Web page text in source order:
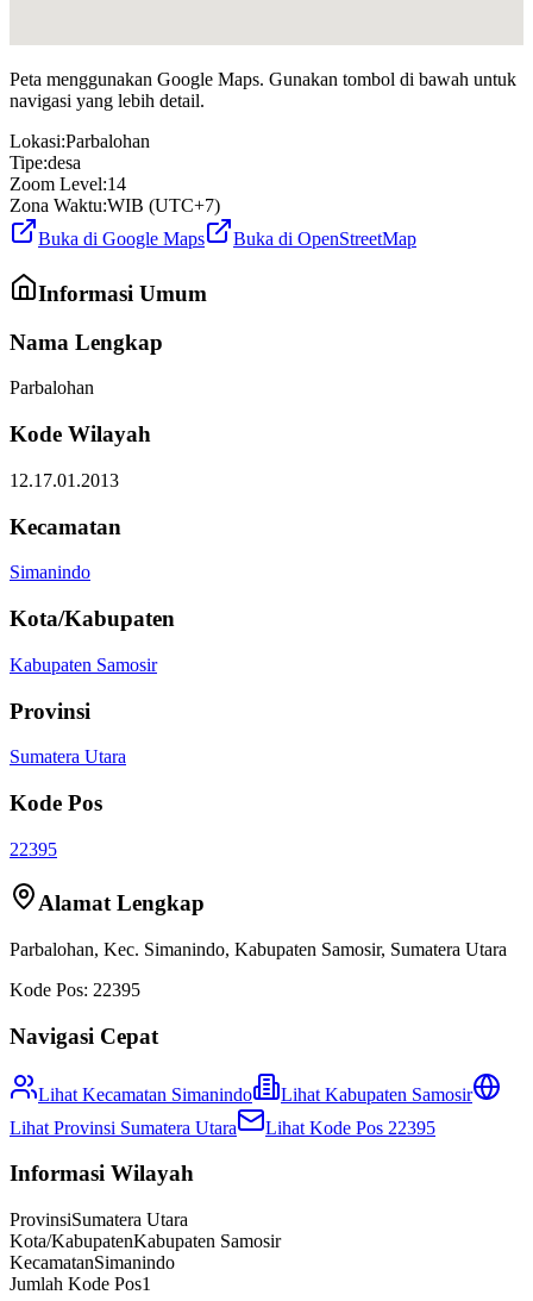
Peta menggunakan Google Maps. Gunakan tombol di bawah untuk
navigasi yang lebih detail.
Lokasi:Parbalohan
Tipe:desa
Zoom Level:14
Zona Waktu:WIB (UTC+7)
Buka di Google Maps
Buka di OpenStreetMap
Informasi Umum
Nama Lengkap
Parbalohan
Kode Wilayah
12.17.01.2013
Kecamatan
Simanindo
Kota/Kabupaten
Kabupaten Samosir
Provinsi
Sumatera Utara
Kode Pos
22395
Alamat Lengkap
Parbalohan, Kec. Simanindo, Kabupaten Samosir, Sumatera Utara
Kode Pos: 22395
Navigasi Cepat
Lihat Kecamatan Simanindo Lihat Kabupaten Samosir
Lihat Provinsi Sumatera Utara Lihat Kode Pos 22395
Informasi Wilayah
ProvinsiSumatera Utara
Kota/KabupatenKabupaten Samosir
KecamatanSimanindo
Jumlah Kode Pos1